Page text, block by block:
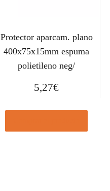
Protector aparcam. plano
400x75x15mm espuma
polietileno neg/
5,27€